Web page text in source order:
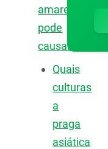
amarelas
pode
causar?
Quais
culturas
a
praga
asiática